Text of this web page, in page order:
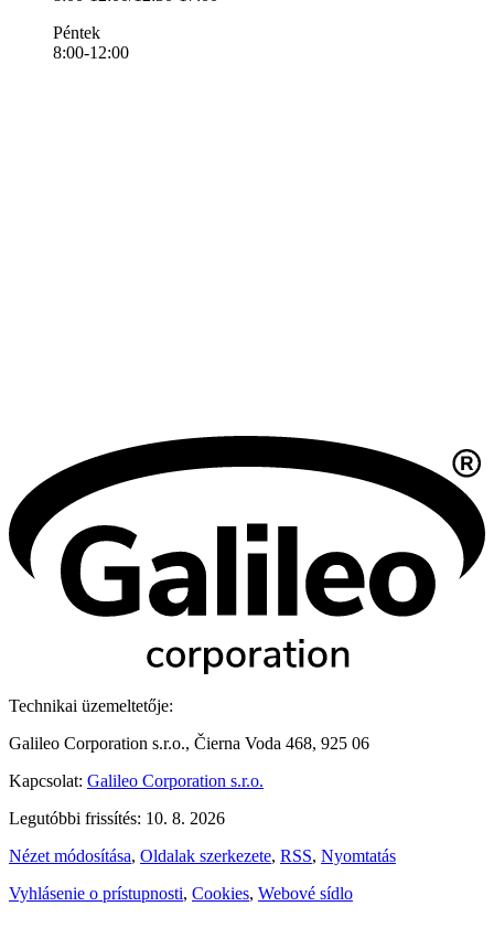
Péntek
8:00-12:00
Technikai üzemeltetője:
Galileo Corporation s.r.o., Čierna Voda 468, 925 06
Kapcsolat: Galileo Corporation s.r.o.
Legutóbbi frissítés: 10. 8. 2026
Nézet módosítása, Oldalak szerkezete, RSS, Nyomtatás
Vyhlásenie o prístupnosti, Cookies, Webové sídlo